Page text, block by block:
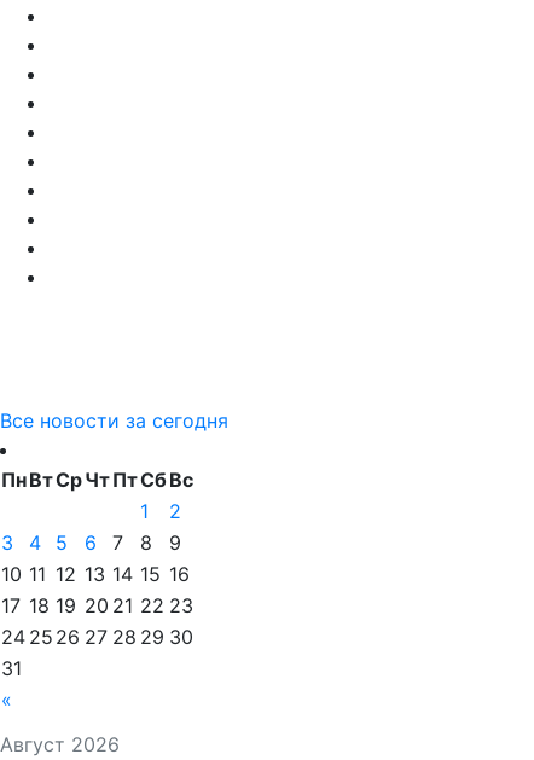
Все новости за сегодня
Август 2026
ПнВтСрЧтПтСбВс
«
1
2
3
4 5 6 7 8
9
10 11 12 13 14 15 16
17 18 19 20 21 22 23
24 25 26 27 28 29 30
31